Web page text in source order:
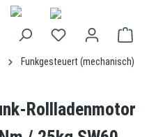
Funkgesteuert (mechanisch)
Rollladenmotor